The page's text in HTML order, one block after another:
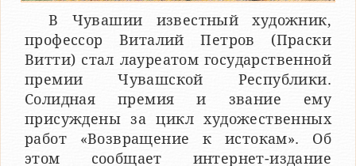
В Чувашии известный художник,
профессор Виталий Петров (Праски
Витти) стал лауреатом государственной
премии Чувашской Республики.
Солидная премия и звание ему
присуждены за цикл художественных
работ «Возвращение к истокам». Об
этом сообщает интернет-издание